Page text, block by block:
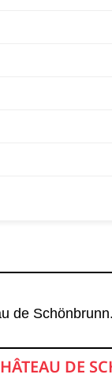
de Schönbrunn.
DE